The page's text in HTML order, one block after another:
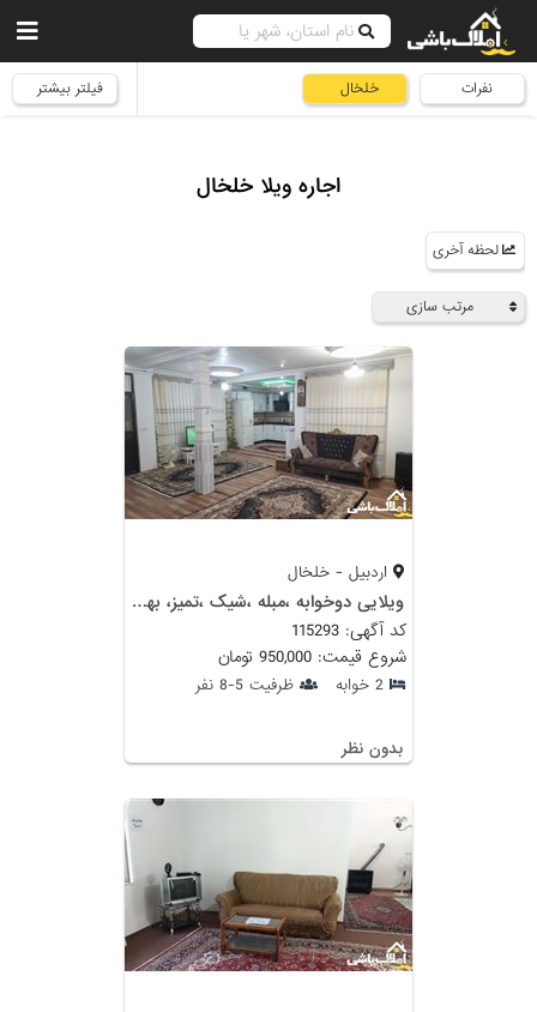
نفرات خلخال فیلتر بیشتر
اجاره ویلا خلخال
لحظه آخری
مرتب سازی
اردبیل - خلخال
ویلایی دوخوابه ،مبله ،شیک ،تمیز، بهترین نقطه شهر
کد آگهی: 115293
شروع قیمت: 950,000 تومان
2 خوابه ظرفیت 5-8 نفر
بدون نظر